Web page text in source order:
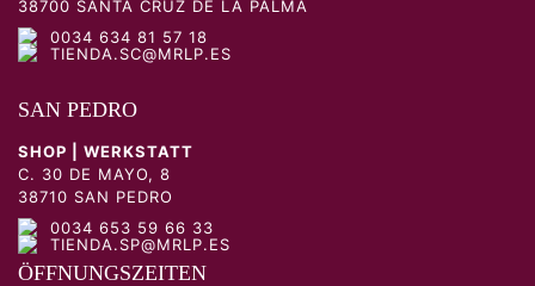
38700 SANTA CRUZ DE LA PALMA
0034 634 81 57 18
TIENDA.SC@MRLP.ES
SAN PEDRO
SHOP | WERKSTATT
C. 30 DE MAYO, 8
38710 SAN PEDRO
0034 653 59 66 33
TIENDA.SP@MRLP.ES
ÖFFNUNGSZEITEN